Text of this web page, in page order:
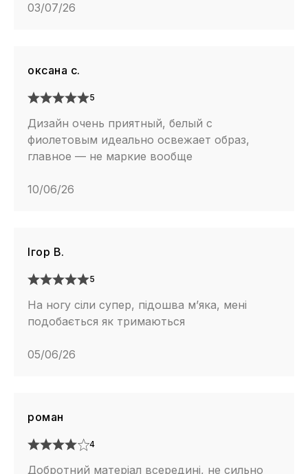
03/07/26
оксана с.
5
Дизайн очень приятный, белый с
фиолетовым идеально освежает образ,
главное — не маркие вообще
10/06/26
Ігор В.
5
На ногу сіли супер, підошва м’яка, мені
подобається як тримаються
05/06/26
роман
4
Добротний матеріал всередині, не сильно